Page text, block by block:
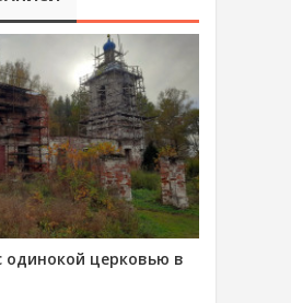
одинокой церковью в